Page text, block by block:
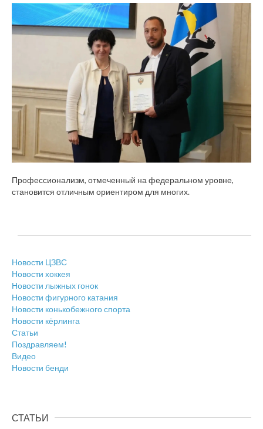
Профессионализм, отмеченный на федеральном уровне,
становится отличным ориентиром для многих.
Новости ЦЗВС
Новости хоккея
Новости лыжных гонок
Новости фигурного катания
Новости конькобежного спорта
Новости кёрлинга
Статьи
Поздравляем!
Видео
Новости бенди
СТАТЬИ